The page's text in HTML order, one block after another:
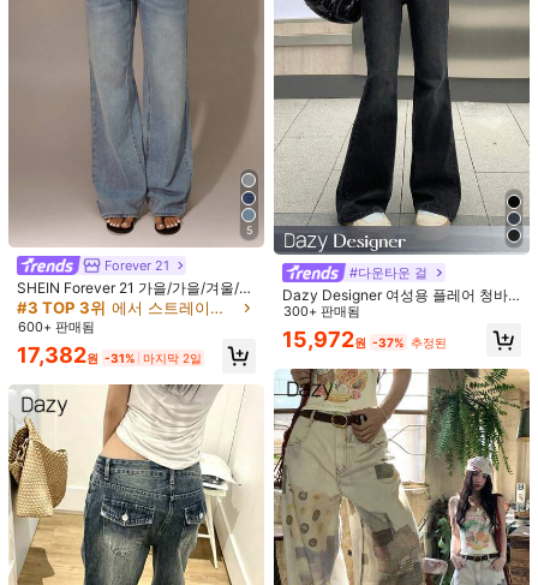
도움이 됨 (2)
색: 라이트 워시 / 사이즈: 30
funkyprint love Quality jeans also
도움이 됨(0)
모델 사이즈:26
신장 :164.0 가슴 둘레 :94.0 허리 둘레 :69.0 엉덩이 둘레 :114.0
제품 세부 정보
소재:
구성:
69% 면, 15% 폴리에스터, 13% 비스코스, 3% 모달
원단의 탄력성:
논 스트레치
더 보기
Slaydiva
4.92 1.1M 팔로워
4.92
1.1M 팔로워
p***9이(가)하루 전에 지불됨
팔로잉
최근 4.4M개 판매됨 3.5M 재구매 팔로워 급증 15%
5
Forever 21
SHEIN Forever 21 가을/가을/겨울/개
학/컨트리 콘서트/콘서트/외출/생일/
할로윈 의상/캐주얼/Y2k/2000년대/
Y2k Y2k/90S/섹시/서양복 여성/보헤
미안/컨트리/클럽/오피스/칵테일/빈
티지/바디콘/레이브 페스티벌/재미있
는/고급스러운/올드 머니/스트리트웨
어/휴가/컨트리 콘서트/직장/단정한/
국경일 새해 파티 외출 시크/베이직/
졸업/할로윈/로우 라이즈 배기 와이드
레그 진
#3 TOP 3위 에서 스트레이트 레그 레그 데님 팬츠
600+ 판매됨
17,382원 -31% 마지막 2일
#다운타운 걸
Dazy Designer 여성용 플레어 청바
지
300+ 판매됨
15,972원 -37% 추정된